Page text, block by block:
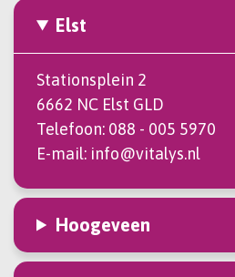
Elst
Stationsplein 2
6662 NC Elst GLD
Telefoon: 088 - 005 5970
E-mail: info@vitalys.nl
Hoogeveen